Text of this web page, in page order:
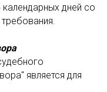
дней со
является для